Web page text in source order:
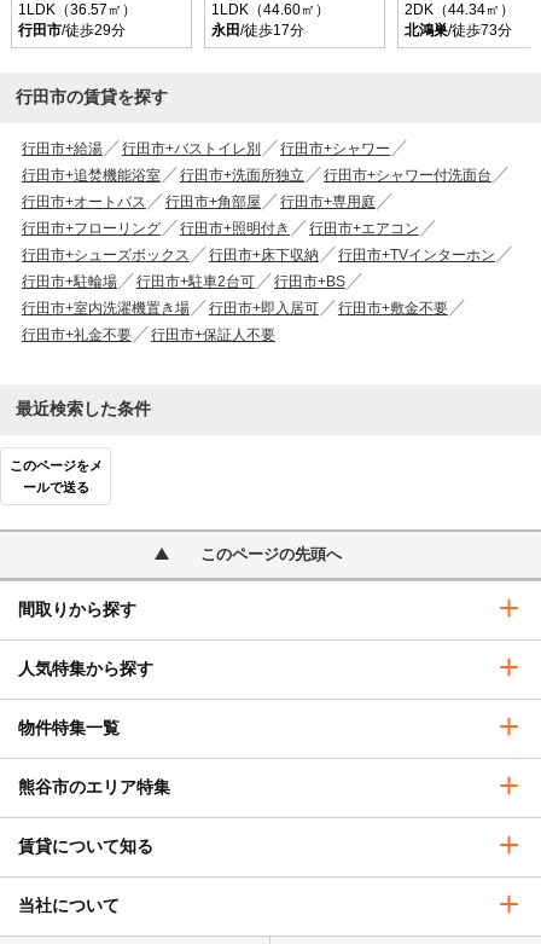
1LDK（36.57㎡）
行田市/徒歩29分
1LDK（44.60㎡）
永田/徒歩17分
2DK（44.34㎡）
北鴻巣/徒歩73分
行田市の賃貸を探す
行田市+給湯 行田市+バストイレ別
行田市+シャワー
行田市+追焚機能浴室
行田市+洗面所独立
行田市+シャワー付洗面台
行田市+オートバス
行田市+角部屋
行田市+専用庭
行田市+フローリング
行田市+照明付き
行田市+エアコン
行田市+シューズボックス
行田市+床下収納
行田市+TVインターホン
行田市+駐輪場
行田市+駐車2台可
行田市+BS
行田市+室内洗濯機置き場
行田市+即入居可
行田市+敷金不要
行田市+礼金不要
行田市+保証人不要
最近検索した条件
このページをメ
ールで送る
このページの先頭へ
間取りから探す
人気特集から探す
物件特集一覧
熊谷市のエリア特集
賃貸について知る
当社について